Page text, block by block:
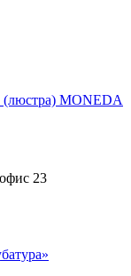
(люстра) MONEDA
23